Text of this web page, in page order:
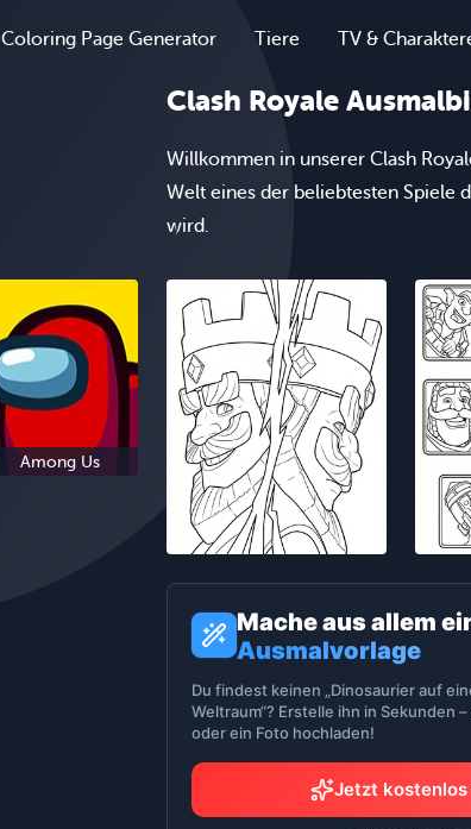
Coloring Page Generator Tiere TV &
Clash Royale
Willkommen in unserer Clash
Welt eines der beliebtesten Spiele
wird.
Among Us
Mache aus allem
Ausmalvorlage
Du findest keinen „Dinosaurier auf
Weltraum“? Erstelle ihn in Sekunden
oder ein Foto hochladen!
Jetzt